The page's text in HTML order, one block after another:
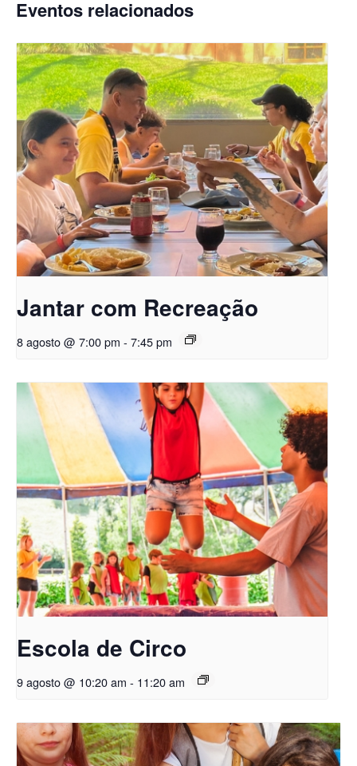
Eventos relacionados
Jantar com Recreação
8 agosto @ 7:00 pm - 7:45 pm
Escola de Circo
9 agosto @ 10:20 am - 11:20 am